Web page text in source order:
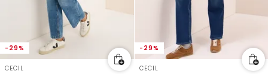
-29%
CECIL
-29%
CECIL